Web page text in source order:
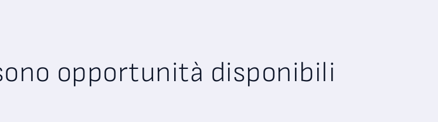
opportunità disponibili